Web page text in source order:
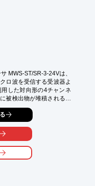
MWS-ST/SR-3-24Vは、
ロ波を受信する受波器よ
した対向形の4チャンネ
被検出物が堆積されると
わせ、もしくはカタログ